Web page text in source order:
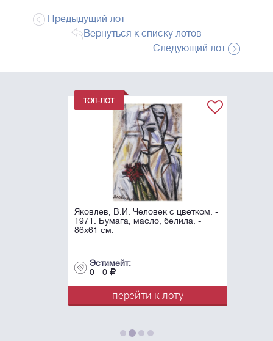
Предыдущий лот
Вернуться к списку лотов
Следующий лот
Яковлев, В.И. Человек с цветком. -
1971. Бумага, масло, белила. -
86х61 см.
Эстимейт:
0 - 0
перейти к лоту